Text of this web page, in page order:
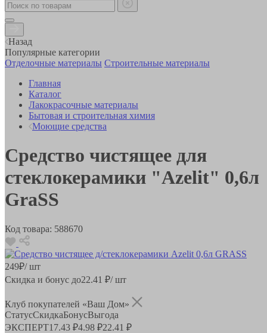
Назад
Популярные категории
Отделочные материалы Строительные материалы
Главная
Каталог
Лакокрасочные материалы
Бытовая и строительная химия
Моющие средства
Средство чистящее для
стеклокерамики "Azelit" 0,6л
GraSS
Код товара: 588670
249₽/ шт
Скидка и бонус до22.41 ₽/ шт
Клуб покупателей «Ваш Дом»
СтатусСкидкаБонусВыгода
ЭКСПЕРТ17.43 ₽4.98 ₽22.41 ₽